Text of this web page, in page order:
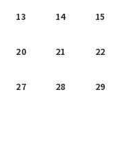
13 14 15
20 21 22
27 28 29